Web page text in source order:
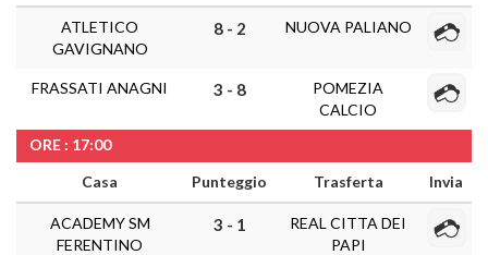
ATLETICO
GAVIGNANO
8 - 2 NUOVA PALIANO
FRASSATI ANAGNI 3 - 8
POMEZIA
CALCIO
ORE : 17:00
Casa
Punteggio Trasferta Invia
ACADEMY SM
FERENTINO
3 - 1
REAL CITTA DEI
PAPI